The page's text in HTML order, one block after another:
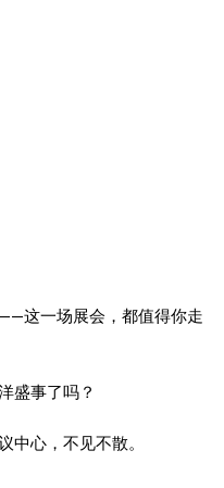
这一场展会，都值得你走
盛事了吗？
中心，不见不散。